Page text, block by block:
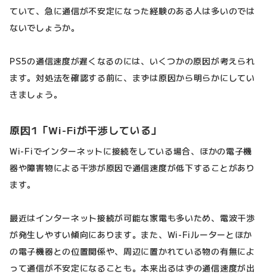
ていて、急に通信が不安定になった経験のある人は多いのでは
ないでしょうか。
PS5の通信速度が遅くなるのには、いくつかの原因が考えられ
ます。対処法を確認する前に、まずは原因から明らかにしてい
きましょう。
原因1「Wi-Fiが干渉している」
Wi-Fiでインターネットに接続をしている場合、ほかの電子機
器や障害物による干渉が原因で通信速度が低下することがあり
ます。
最近はインターネット接続が可能な家電も多いため、電波干渉
が発生しやすい傾向にあります。また、Wi-Fiルーターとほか
の電子機器との位置関係や、周辺に置かれている物の有無によ
って通信が不安定になることも。本来出るはずの通信速度が出